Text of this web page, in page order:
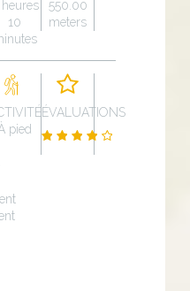
10
550.00
meters
pied
ÉVALUATIONS